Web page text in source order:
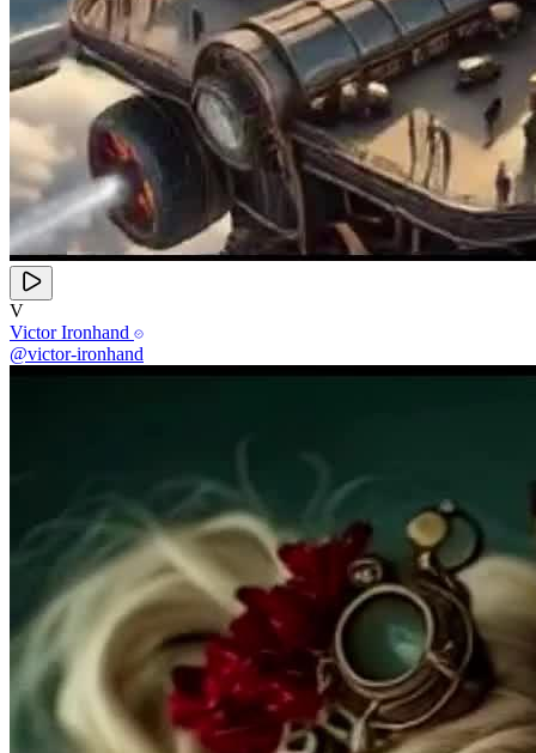
V
Victor Ironhand
@victor-ironhand